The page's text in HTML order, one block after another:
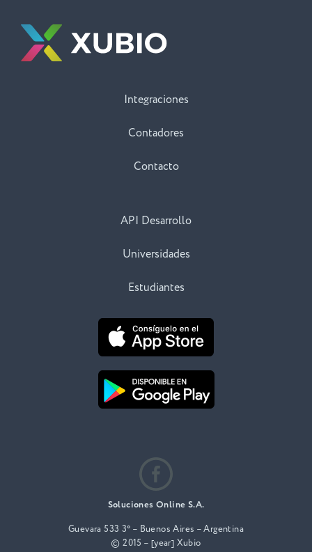
Integraciones
Contadores
Contacto
API Desarrollo
Universidades
Estudiantes
Soluciones Online S.A.
Guevara 533 3° – Buenos Aires – Argentina
© 2015 – [year] Xubio